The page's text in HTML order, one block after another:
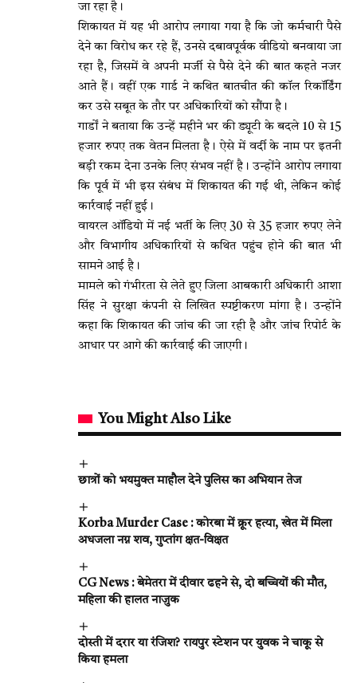
जा रहा है।
शिकायत में यह भी आरोप लगाया गया है कि जो कर्मचारी पैसे
देने का विरोध कर रहे हैं, उनसे दबावपूर्वक वीडियो बनवाया जा
रहा है, जिसमें वे अपनी मर्जी से पैसे देने की बात कहते नजर
आते हैं। वहीं एक गार्ड ने कथित बातचीत की कॉल रिकॉर्डिंग
कर उसे सबूत के तौर पर अधिकारियों को सौंपा है।
गार्डों ने बताया कि उन्हें महीने भर की ड्यूटी के बदले 10 से 15
हजार रुपए तक वेतन मिलता है। ऐसे में वर्दी के नाम पर इतनी
बड़ी रकम देना उनके लिए संभव नहीं है। उन्होंने आरोप लगाया
कि पूर्व में भी इस संबंध में शिकायत की गई थी, लेकिन कोई
कार्रवाई नहीं हुई।
वायरल ऑडियो में नई भर्ती के लिए 30 से 35 हजार रुपए लेने
और विभागीय अधिकारियों से कथित पहुंच होने की बात भी
सामने आई है।
मामले को गंभीरता से लेते हुए जिला आबकारी अधिकारी आशा
सिंह ने सुरक्षा कंपनी से लिखित स्पष्टीकरण मांगा है। उन्होंने
कहा कि शिकायत की जांच की जा रही है और जांच रिपोर्ट के
आधार पर आगे की कार्रवाई की जाएगी।
You Might Also Like
छात्रों को भयमुक्त माहौल देने पुलिस का अभियान तेज
Korba Murder Case : कोरबा में क्रूर हत्या, खेत में मिला
अधजला नग्न शव, गुप्तांग क्षत-विक्षत
CG News : बेमेतरा में दीवार ढहने से, दो बच्चियों की मौत,
महिला की हालत नाजुक
दोस्ती में दरार या रंजिश? रायपुर स्टेशन पर युवक ने चाकू से
किया हमला